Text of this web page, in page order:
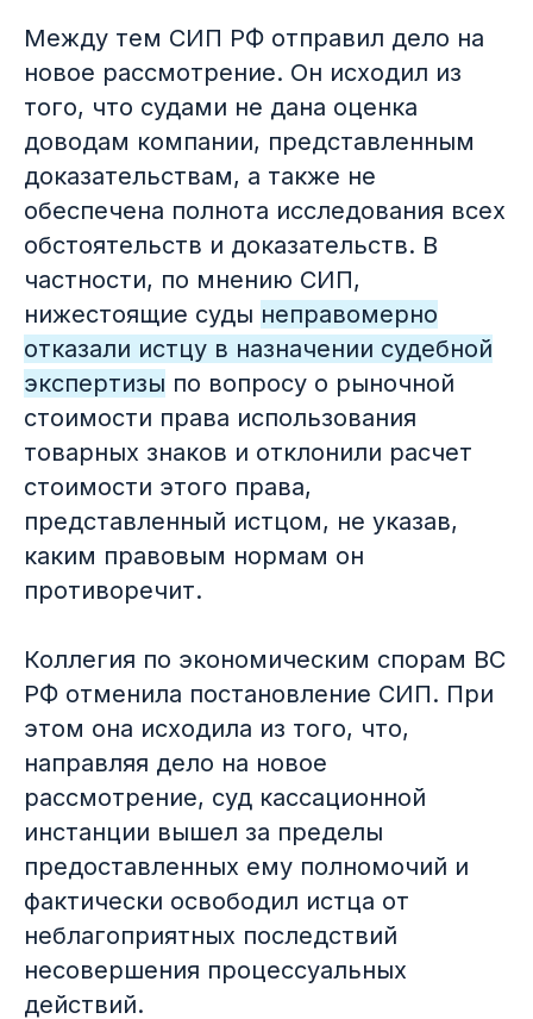
Между тем СИП РФ отправил дело на
новое рассмотрение. Он исходил из
того, что судами не дана оценка
доводам компании, представленным
доказательствам, а также не
обеспечена полнота исследования всех
обстоятельств и доказательств. В
частности, по мнению СИП,
нижестоящие суды неправомерно
отказали истцу в назначении судебной
экспертизы по вопросу о рыночной
стоимости права использования
товарных знаков и отклонили расчет
стоимости этого права,
представленный истцом, не указав,
каким правовым нормам он
противоречит.
Коллегия по экономическим спорам ВС
РФ отменила постановление СИП. При
этом она исходила из того, что,
направляя дело на новое
рассмотрение, суд кассационной
инстанции вышел за пределы
предоставленных ему полномочий и
фактически освободил истца от
неблагоприятных последствий
несовершения процессуальных
действий.